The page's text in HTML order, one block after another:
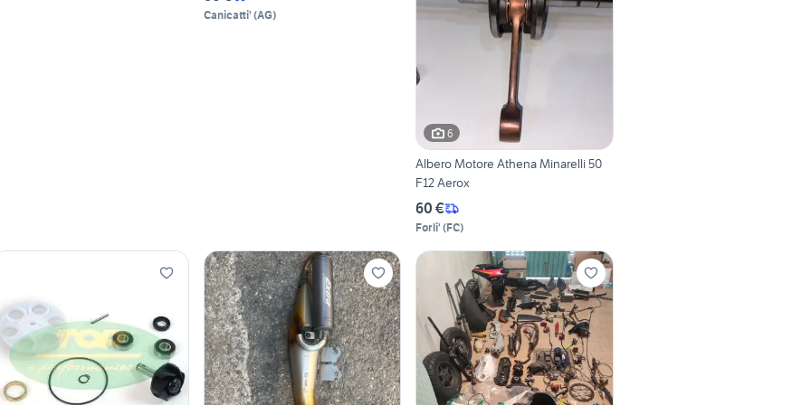
Canicatti' (AG)
6
Albero Motore Athena Minarelli 50
F12 Aerox
60 €
Forli' (FC)